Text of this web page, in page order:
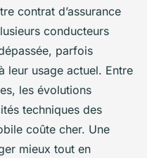
l'assurance
?
lecture
contrat d’assurance
conducteurs
parfois
leur usage actuel. Entre
les évolutions
techniques des
coûte cher. Une
mieux tout en